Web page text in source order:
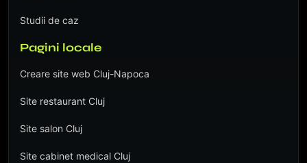
Studii de caz
Pagini locale
Creare site web Cluj-Napoca
Site restaurant Cluj
Site salon Cluj
Site cabinet medical Cluj